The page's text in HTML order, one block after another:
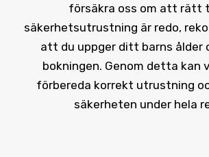
försäkra oss om att rätt
säkerhetsutrustning är redo,
att du uppger ditt barns ålder
bokningen. Genom detta kan
förbereda korrekt utrustning
säkerheten under hela